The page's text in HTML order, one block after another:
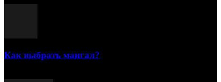
Как выбрать мангал?